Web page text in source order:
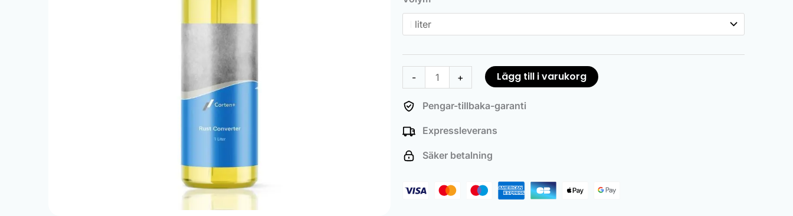
- + Lägg till i varukorg
Pengar-tillbaka-garanti
Expressleverans
Säker betalning